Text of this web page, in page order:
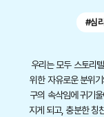
#심리
우리는 모두 스토리
위한 자유로운 분위
구의 속삭임에 귀기
지게 되고, 충분한 칭